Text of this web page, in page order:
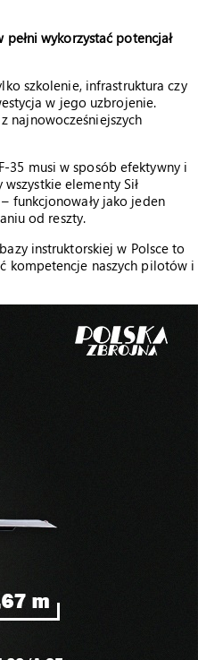
wykorzystać potencjał
szkolenie, infrastruktura czy
w jego uzbrojenie.
najnowocześniejszych
35 musi w sposób efektywny i
elementy Sił
funkcjonowały jako jeden
od reszty.
instruktorskiej w Polsce to
kompetencje naszych pilotów i